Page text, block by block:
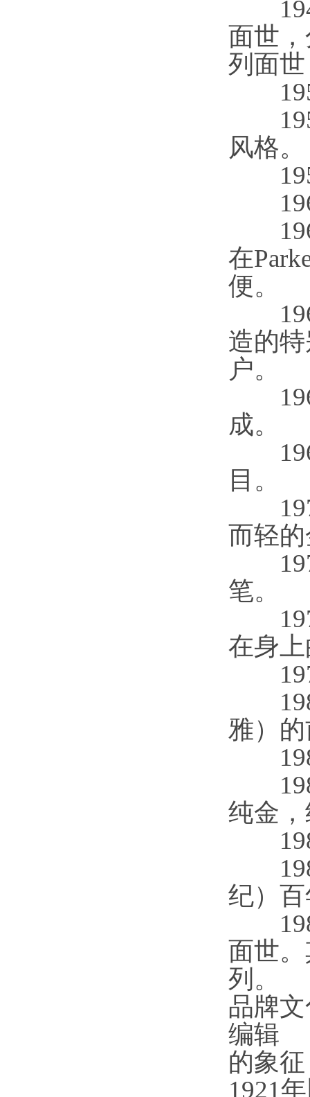
1948
面世
列面
1956
风格。
1960
在
便。
1962
造的
户。
1964
成。
目。
1970
而轻
笔。
1976
在身
雅）
1983
纯金
1987
纪）
1988
面世
列。
品牌
编辑
的象征
1921